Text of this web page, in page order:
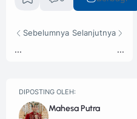
Sebelumnya
...
Selanjutnya
...
DIPOSTING OLEH:
Mahesa Putra